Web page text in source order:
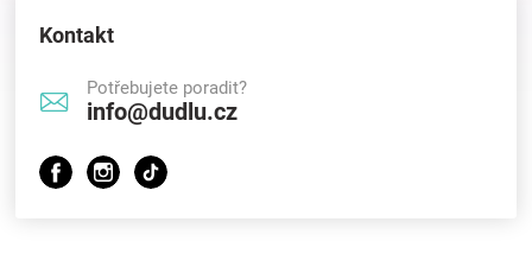
Kontakt
Potřebujete poradit?
info@dudlu.cz